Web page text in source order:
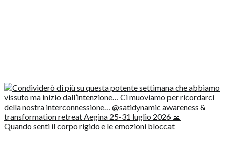
Quando senti il corpo rigido e le emozioni bloccat